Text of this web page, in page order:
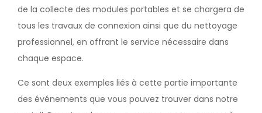
de la collecte des modules portables et se chargera de
tous les travaux de connexion ainsi que du nettoyage
professionnel, en offrant le service nécessaire dans
chaque espace.
Ce sont deux exemples liés à cette partie importante
des événements que vous pouvez trouver dans notre